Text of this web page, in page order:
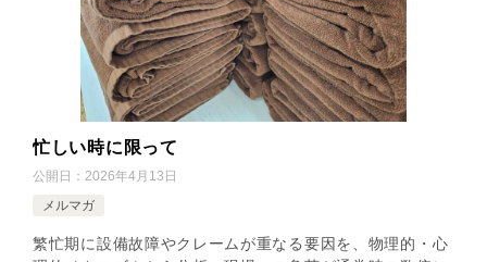
忙しい時に限って
公開日： 2026年4月13日
メルマガ
繁忙期に設備故障やクレームが重なる要因を、物理的・心